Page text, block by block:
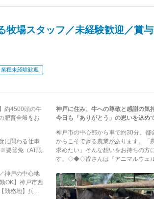
牧場スタッフ／未経験歓迎／賞
業種未経験歓迎
約4500頭の牛
肥育全般をお
に関わる仕事
要普免（AT限
神戸の中心地
OK】神戸市西
勤務地】兵庫
神戸に住み、牛への尊敬と感謝の気
今日も「ありがとう」の思いを込め
神戸市の中心部から車で約30分。
からこそできる農業があります。「
求めたい」そんな想いをお持ちの方
す。◇◆◇皆さんは『アニマルウェル
環境で暮らせるように配慮する。そ
ルウェルフェア』の基本です。【牛
す】【牛は、農作物を豊かに実らせ